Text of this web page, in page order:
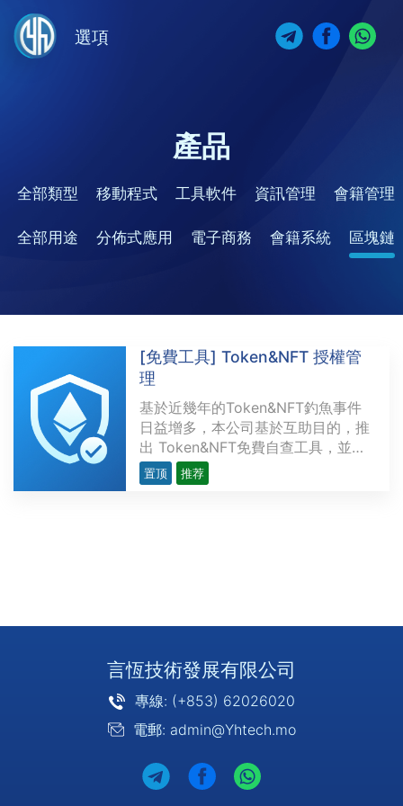
選項
產品
全部類型 移動程式 工具軟件 資訊管理 會籍管理
全部用途 分佈式應用 電子商務 會籍系統 區塊鏈
[免費工具] Token&NFT 授權管
理
基於近幾年的Token&NFT釣魚事件
日益增多，本公司基於互助目的，推
出 Token&NFT免費自查工具，並可
透過 MeatMask 進行自助解除授
權。申明：該工具不會記錄任何信
置顶 推荐
言恆技術發展有限公司
專線: (+853) 62026020
電郵: admin@Yhtech.mo